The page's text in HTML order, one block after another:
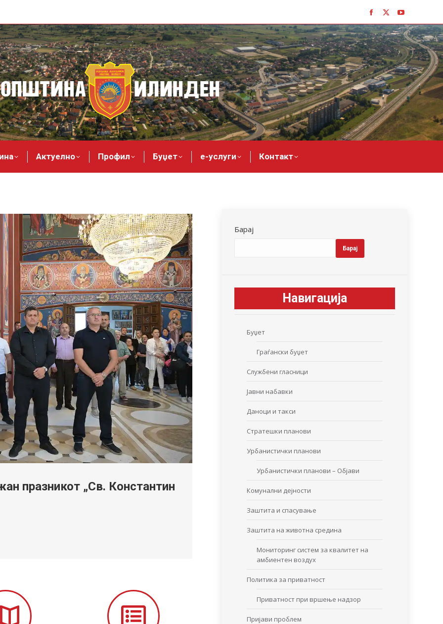
Актуелно Профил Буџет е-услуги Контакт
празникот „Св. Константин
Барај
Барај
Навигација
Буџет
Граѓански буџет
Службени гласници
Јавни набавки
Даноци и такси
Стратешки планови
Урбанистички планови
Урбанистички планови – Објави
Комунални дејности
Заштита и спасување
Заштита на животна средина
Мониторинг систем за квалитет на
амбиентен воздух
Политика за приватност
Приватност при вршење надзор
Пријави проблем